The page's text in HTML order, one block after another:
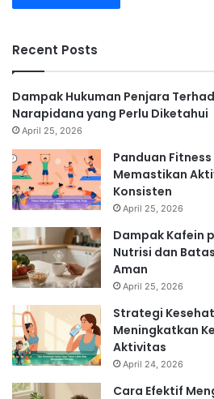
Recent Posts
Dampak Hukuman Penjara
Narapidana yang Perlu Diketahui
April 25, 2026
Panduan
Memastikan
Konsisten
April 25, 2026
Dampak Kafein
Nutrisi dan
Aman
April 25, 2026
Strategi
Meningkatkan
Aktivitas
April 24, 2026
Cara Efektif